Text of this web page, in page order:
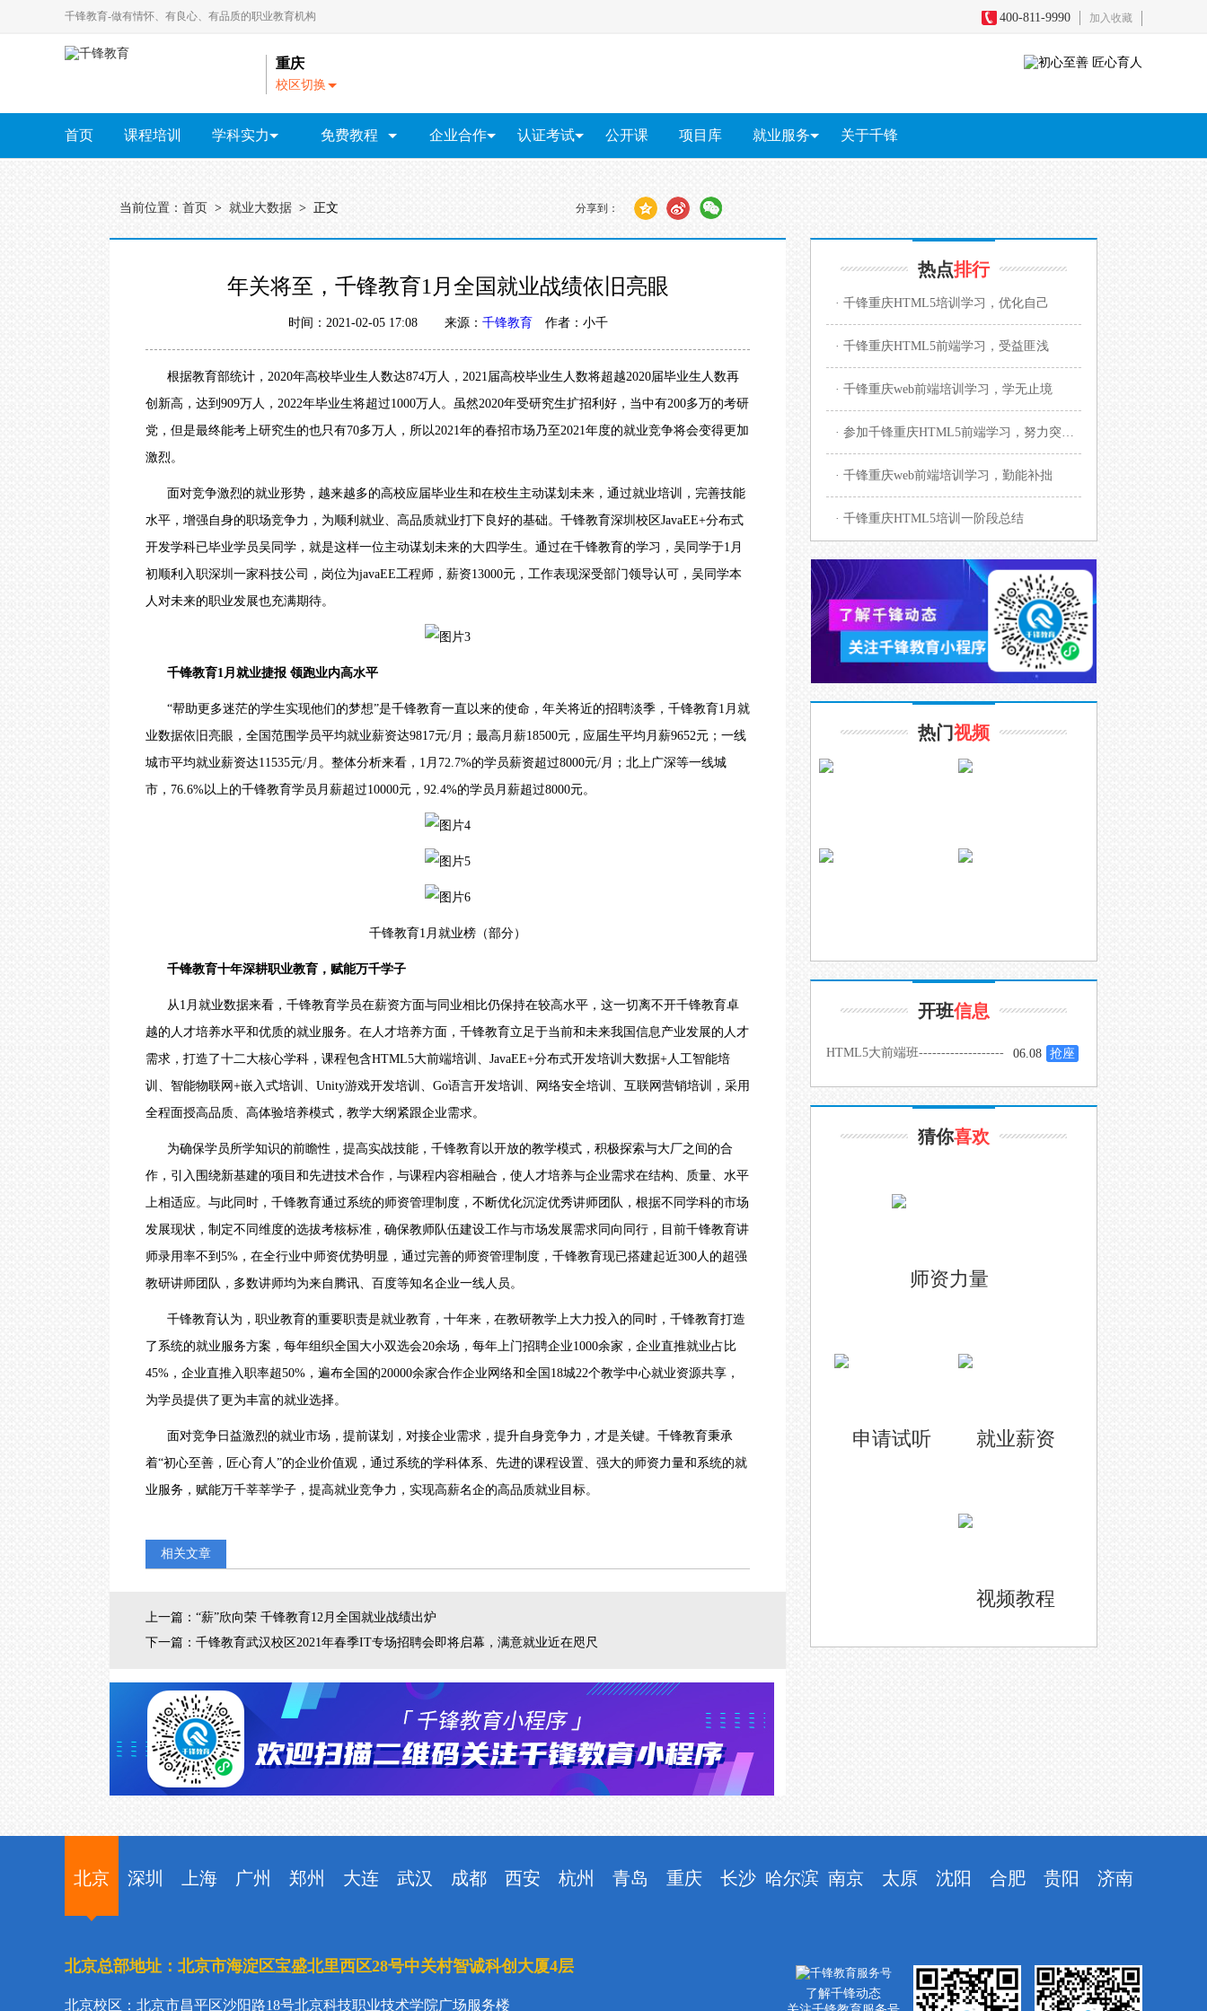
千锋教育-做有情怀、有良心、有品质的职业教育机构 400-811-9990 加入收藏
重庆
校区切换
A
北
大
｜
｜
都
杭
｜
长
｜
｜
合
肥
｜
阳
｜
南
南
-
Z
上
海
深
｜
岛
重
｜
太
｜
阳
首页 课程培训 学科实力 免费教程
HTML5视频教程
UI视频教程
大数据视频教程
软件测试教程
PHP视频教程
云计算视频教程
Go语言视频教程
企业合作 认证考试 公开课 项目库 就业服务 关于千锋
短视频+直播电商 影视剪辑包装 游戏原画
当前位置： 首页 > 就业大数据 > 正文 分享到：
年关将至，千锋教育1月全国就业战绩依旧亮眼
时间：2021-02-05 17:08 来源： 千锋教育 作者：小千
根据教育部统计，2020年高校毕业生人数达874万人，2021届高校毕业生人数将超越2020届毕业生人数再
创新高 ，达到 909万人，2022年毕业生将超过1000万人。虽然2020年受研究生扩招利好，当中有200多万的考研
党，但是最终能考上研究生的也只有70多万人，所以2021年的春招市场 乃至2021年度的就业竞争将会变得更加
激烈。
面对竞争激烈的就业形势，越来越多的高校应届毕业生和在校生主动谋划未来，通过就业培训，完善技能
水平，增强自身的职场竞争力，为顺利就业、高品质就业打下良好的基础。 千锋教育深圳校区JavaEE+分布式
开发学科已毕业学员吴同学，就是这样一位主动谋划未来的大四学生。通过在千锋教育的学习，吴同学于1月
初顺利入职深圳一家科技公司，岗位为javaEE工程师，薪资13000元，工作表现深受部门领导认可，吴同学本
人对未来的职业发展也充满期待。
千锋教育1月就业捷报 领跑业内高水平
“帮助更多迷茫的学生实现他们的梦想”是千锋教育一直以来的使命，年关将近的招聘淡季，千锋教育1月就
业数据依旧亮眼，全国范围学员平均就业薪资达9817元/月；最高月薪18500元，应届生平均月薪9652元；一线
城市平均就业薪资达11535元/月。整体分析来看，1月72.7%的学员薪资超过8000元/月；北上广深等一线城
市，76.6%以上的千锋教育学员月薪超过10000元，92.4%的学员月薪超过8000元。
千锋教育1月就业榜（部分）
千锋教育十年深耕职业教育 ，赋能万千学子
从1月就业数据来看，千锋教育学员在薪资方面与同业相比仍保持在较高水平，这一切离不开千锋教育卓
越的人才培养水平和优质的就业服务。在人才培养方面，千锋教育立足于当前和未来我国信息产业发展的人才
需求，打造了十二大核心学科，课程包含HTML5大前端培训 、 JavaEE+分布式开发培训 大数据+人工智能培
训 、智能物联网+嵌入式培训 、 Unity游戏开发培训 、 Go语言开发培训 、 网络安全培训 、 互联网营销培训
，采用
全程面授高品质、高体验培养模式，教学大纲紧跟企业需求。
为确保学员所学知识的前瞻性，提高实战技能，千锋教育以开放的教学模式，积极探索与大厂之间的合
作，引入围绕新基建的项目和先进技术合作，与课程内容相融合，使人才培养与企业需求在结构、质量、水平
上相适应。与此同时，千锋教育通过系统的师资管理制度，不断优化沉淀优秀讲师团队，根据不同学科的市场
发展现状，制定不同维度的选拔考核标准，确保教师队伍建设工作与市场发展需求同向同行，目前千锋教育讲
师录用率不到 5%，在全行业中师资优势明显，通过完善的师资管理制度，千锋教育现已搭建起近300人的超强
教研讲师团队，多数讲师均为来自腾讯、百度等知名企业一线人员。
千锋教育认为，职业教育的重要职责是就业教育，十年来， 在教研教学上大力投入的同时，千锋教育打造
了系统的就业服务方案，每年组织全国大小双选会20余场，每年上门招聘企业1000余家，企业直推就业占比
45%，企业直推入职率超50%，遍布全国的20000余家合作企业网络和全国18城22个教学中心就业资源共享，
为学员提供了更为丰富的就业选择。
面对竞争日益激烈的就业市场，提前谋划，对接企业需求，提升自身竞争力，才是关键。千锋教育秉承
着“初心至善，匠心育人”的企业价值观，通过系统的学科体系、先进的课程设置、强大的师资力量和系统的就
业服务，赋能万千莘莘学子，提高就业竞争力，实现高薪名企的高品质就业目标。
相关文章
上一篇： “薪”欣向荣 千锋教育12月全国就业战绩出炉
下一篇： 千锋教育武汉校区2021年春季IT专场招聘会即将启幕，满意就业近在咫尺
热点排行
· 千锋重庆HTML5培训学习，优化自己
· 千锋重庆HTML5前端学习，受益匪浅
· 千锋重庆web前端培训学习，学无止境
· 参加千锋重庆HTML5前端学习，努力突破艰难
· 千锋重庆web前端培训学习，勤能补拙
· 千锋重庆HTML5培训一阶段总结
热门视频
开班信息
HTML5大前端班-------------------
-
06.08 抢座
猜你喜欢
师资力量
就业薪资
申请试听
视频教程
北京 深圳 上海 广州 郑州 大连 武汉 成都 西安 杭州 青岛 重庆 长沙 哈尔滨 南京 太原 沈阳 合肥 贵阳 济南
北京总部地址：北京市海淀区宝盛北里西区28号中关村智诚科创大厦4层
北京校区：北京市昌平区沙阳路18号北京科技职业技术学院广场服务楼
了解千锋动态